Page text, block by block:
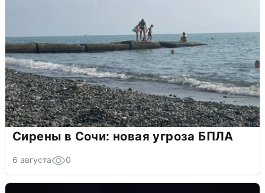
Сирены в Сочи: новая угроза БПЛА
6 августа 0